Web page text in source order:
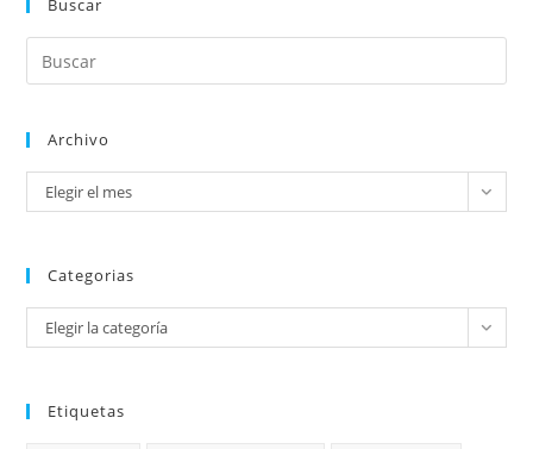
Buscar
Archivo
Elegir el mes
Categorias
Elegir la categoría
Etiquetas